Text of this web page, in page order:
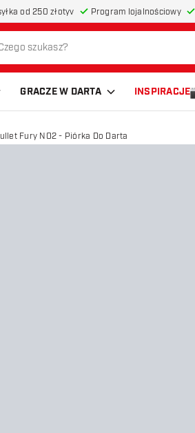
od 250 złotyv Program lojalnościowy
GRACZE W DARTA INSPIRACJE
Fury NO2 - Piórka Do Darta